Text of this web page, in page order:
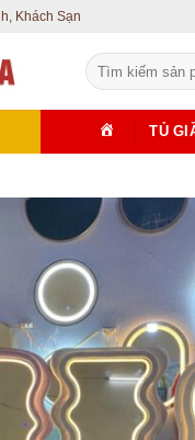
Khách Sạn
Tìm
kiếm:
TỦ